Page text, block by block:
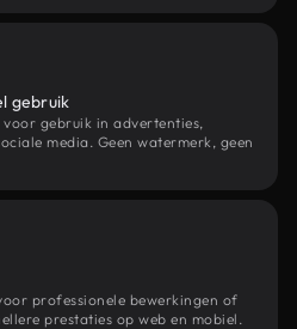
gebruik
gebruik in advertenties,
media. Geen watermerk, geen
professionele bewerkingen of
prestaties op web en mobiel.